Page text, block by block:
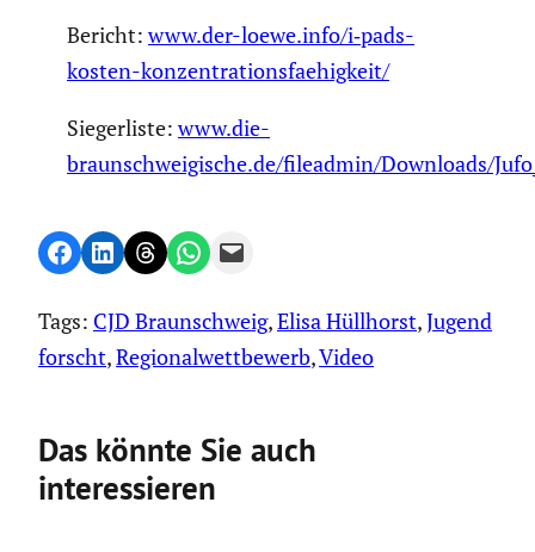
Bericht:www.der-loewe.info/i‑pads-
kosten-konzentrationsfaehigkeit/
Sieger­liste:www.die-
braunschweigische.de/fileadmin/Downloads/
Share on Facebook
Share on LinkedIn
Share on Threads
Share on WhatsApp
Email this Page
Tags: CJD Braunschweig, Elisa Hüllhorst, Jugend
forscht, Regionalwettbewerb, Video
Das könnte Sie auch
interessieren